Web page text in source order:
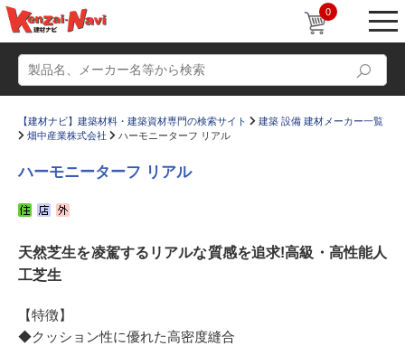
0
かたなび コラム
Q＆A
【建材ナビ】建築材料・建築資材専門の検索サイト
建築 設備 建材メーカー一覧
畑中産業株式会社
ハーモニーターフ リアル
ハーモニーターフ リアル
天然芝生を凌駕するリアルな質感を追求!高級・高性能人
工芝生
【特徴】
◆クッション性に優れた高密度縫合